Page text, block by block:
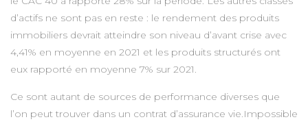
d’actifs ne sont pas en reste : le rendement des produits
immobiliers devrait atteindre son niveau d’avant crise avec
4,41% en moyenne en 2021 et les produits structurés ont
eux rapporté en moyenne 7% sur 2021.
Ce sont autant de sources de performance diverses que
l’on peut trouver dans un contrat d’assurance vie.Impossible